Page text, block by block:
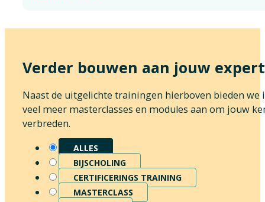
Verder bouwen aan jouw
Naast de uitgelichte trainingen hierboven bieden we
veel meer masterclasses en modules aan om jouw
verbreden.
ALLES
BIJSCHOLING
CERTIFICERINGS TRAINING
MASTERCLASS